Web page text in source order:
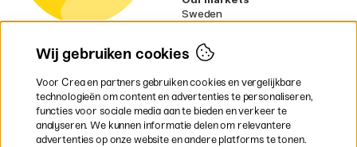
Sweden
Denmark
Finland
Ireland
Germany
UK
EU
Wij gebruiken cookies
Voor Crea en partners gebruiken cookies en vergelijkbare
technologieën om content en advertenties te personaliseren,
functies voor sociale media aan te bieden en verkeer te
analyseren. We kunnen informatie delen om relevantere
advertenties op onze website en andere platforms te tonen.